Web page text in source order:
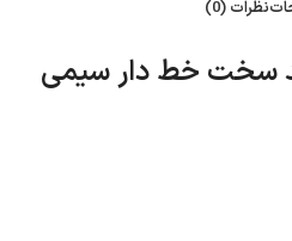
نظرات (0)
سخت خط دار سیمی